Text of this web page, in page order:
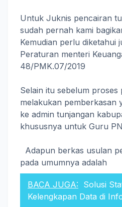
Untuk Juknis pencairan
sudah pernah kami
Kemudian perlu diketahui
Peraturan menteri
48/PMK.07/2019
Selain itu sebelum
melakukan pemberkasan
ke admin tunjangan
khususnya untuk Guru
Adapun berkas usulan
pada umumnya adalah
BACA JUGA: Solusi
Kelengkapan Data di